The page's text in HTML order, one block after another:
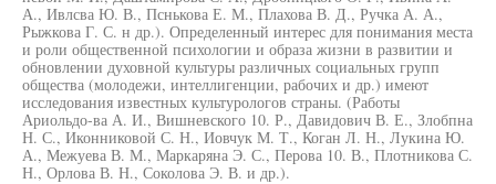
А., Ивлсва Ю. В., Пснькова Е. М., Плахова В. Д., Ручка А. А.,
Рыжкова Г. С. н др.). Определенный интерес для понимания места
и роли общественной психологии и образа жизни в развитии и
обновлении духовной культуры различных социальных групп
общества (молодежи, интеллигенции, рабочих и др.) имеют
исследования известных культурологов страны. (Работы
Ариольдо-ва А. И., Вишневского 10. Р., Давидович В. Е., Злобпна
Н. С., Иконниковой С. Н., Иовчук М. Т., Коган Л. Н., Лукина Ю.
А., Межуева В. М., Маркаряна Э. С., Перова 10. В., Плотникова С.
Н., Орлова В. Н., Соколова Э. В. и др.).